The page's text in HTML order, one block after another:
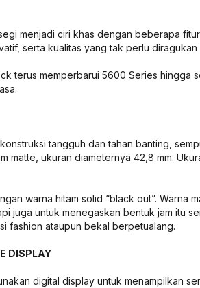
menjadi ciri khas dengan beberapa
serta kualitas yang tak perlu diragukan
terus memperbarui 5600 Series hingga
tangguh dan tahan banting,
matte, ukuran diameternya 42,8 mm.
warna hitam solid “black out”. Warna
juga untuk menegaskan bentuk jam itu
fashion ataupun bekal berpetualang.
DISPLAY
digital display untuk menampilkan